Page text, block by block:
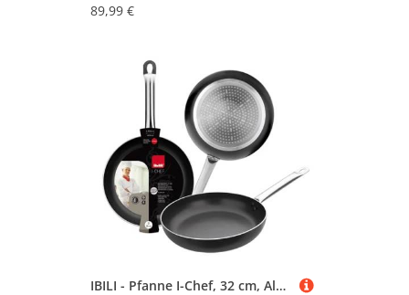
89,99 €
IBILI - Pfanne I-Chef, 32 cm, Aluminium, Anti-Haft, geeignet für Induktion